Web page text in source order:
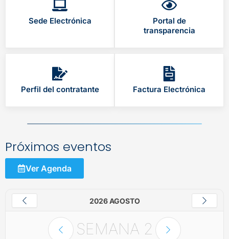
Sede Electrónica
Portal de
transparencia
Perfil del contratante Factura Electrónica
Próximos eventos
Ver Agenda
2026 AGOSTO
SEMANA 2